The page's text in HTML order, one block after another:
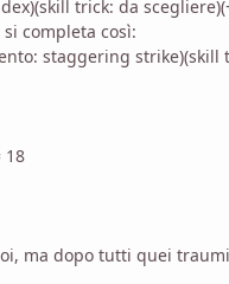
trick: da
completa così:
staggering
18
ma dopo tutti quei